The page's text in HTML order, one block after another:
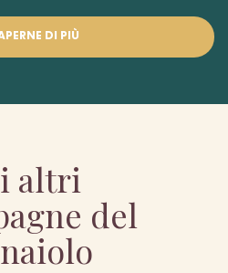
DI PIÙ
altri
del